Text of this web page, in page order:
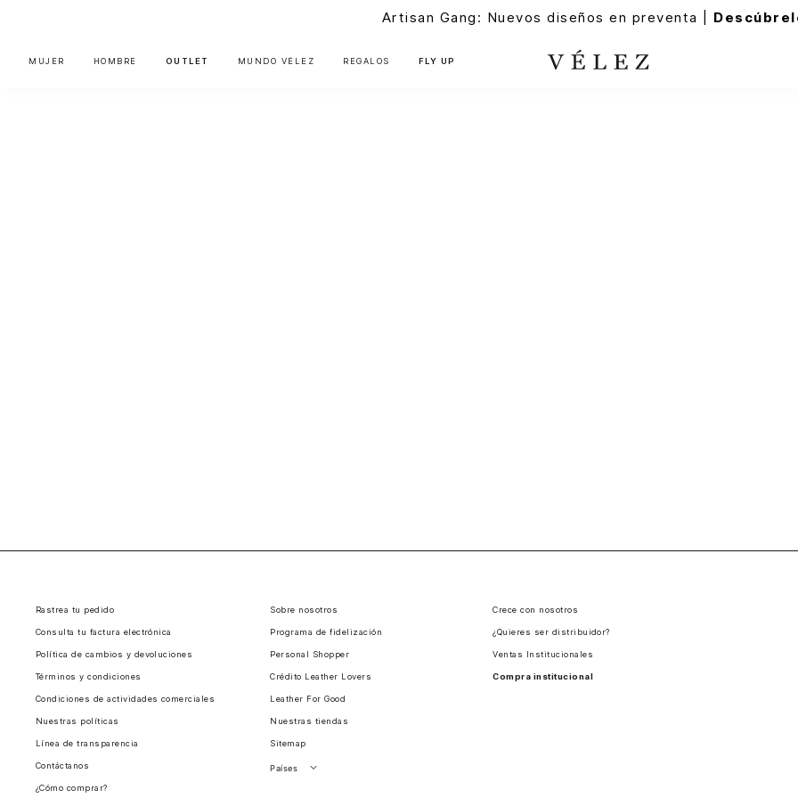
Artisan Gang: Nuevos diseños en preventa |
MUJER HOMBRE OUTLET MUNDO VÉLEZ REGALOS FLY UP
Rastrea tu pedido
Consulta tu factura electrónica
Política de cambios y devoluciones
Términos y condiciones
Condiciones de actividades comerciales
Nuestras políticas
Línea de transparencia
Contáctanos
¿Cómo comprar?
Sobre nosotros
Programa de fidelización
Personal Shopper
Crédito Leather Lovers
Leather For Good
Nuestras tiendas
Sitemap
Países
Crece con nosotros
¿Quieres ser distribuidor?
Ventas Institucionales
Compra institucional